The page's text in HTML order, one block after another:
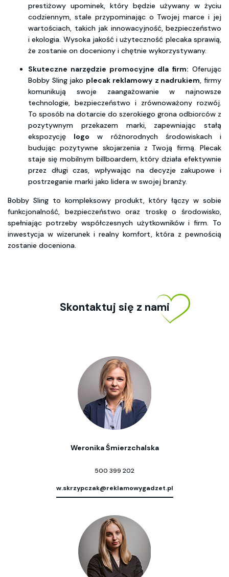
prestiżowy upominek, który będzie używany w życiu
codziennym, stale przypominając o Twojej marce i jej
wartościach, takich jak innowacyjność, bezpieczeństwo
i ekologia. Wysoka jakość i użyteczność plecaka sprawią,
że zostanie on doceniony i chętnie wykorzystywany.
Skuteczne narzędzie promocyjne dla firm: Oferując
Bobby Sling jako plecak reklamowy z nadrukiem, firmy
komunikują swoje zaangażowanie w najnowsze
technologie, bezpieczeństwo i zrównoważony rozwój.
To sposób na dotarcie do szerokiego grona odbiorców z
pozytywnym przekazem marki, zapewniając stałą
ekspozycję logo w różnorodnych środowiskach i
budując pozytywne skojarzenia z Twoją firmą. Plecak
staje się mobilnym billboardem, który działa efektywnie
przez długi czas, wpływając na decyzje zakupowe i
postrzeganie marki jako lidera w swojej branży.
Bobby Sling to kompleksowy produkt, który łączy w sobie
funkcjonalność, bezpieczeństwo oraz troskę o środowisko,
spełniając potrzeby współczesnych użytkowników i firm. To
inwestycja w wizerunek i realny komfort, która z pewnością
zostanie doceniona.
Skontaktuj się z nami
Weronika Śmierzchalska
500 399 202
w.skrzypczak@reklamowygadzet.pl